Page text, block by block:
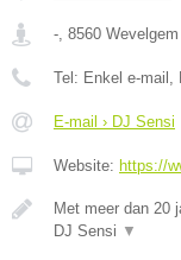
- 8560 Wevelgem
Tel: Enkel e-mail
E-mail › DJ Sensi
Website: https://
Met meer dan 20
DJ Sensi ▼